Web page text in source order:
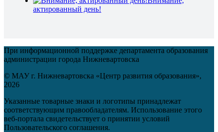
актированный день!
При информационной поддержке департамента образования
администрации города Нижневартовска
© МАУ г. Нижневартовска «Центр развития образования»,
2026
Указанные товарные знаки и логотипы принадлежат
соответствующим правообладателям. Использование этого
веб-портала свидетельствует о принятии условий
Пользовательского соглашения.